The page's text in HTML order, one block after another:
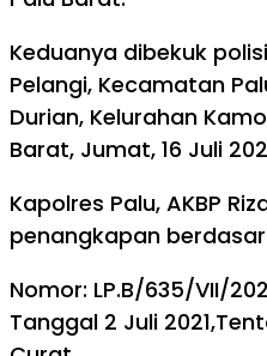
Keduanya dibekuk
Pelangi, Kecamatan
Durian, Kelurahan
Barat, Jumat, 16 Juli
Kapolres Palu, AKBP
penangkapan
Nomor: LP.B/635/VII/
Tanggal 2 Juli